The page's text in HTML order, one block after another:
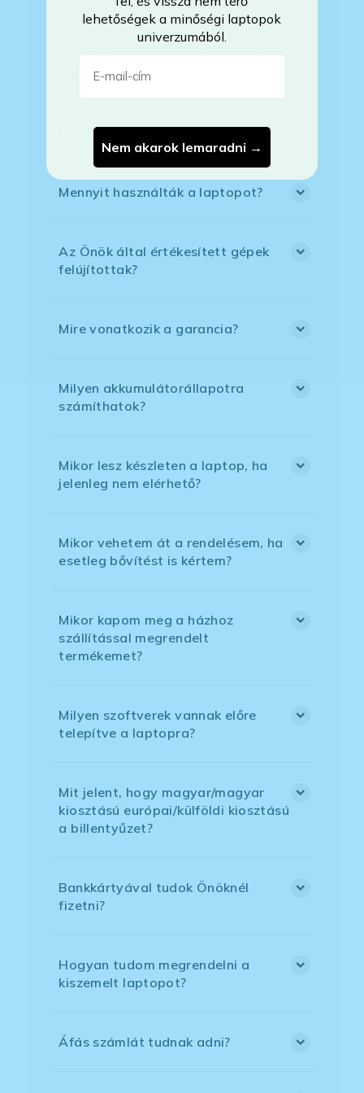
Megtekinthetőek-e személyesen a
laptopok?
Megvan még a készülék?
Mennyit használták a laptopot?
Az Önök által értékesített gépek
felújítottak?
Mire vonatkozik a garancia?
Milyen akkumulátorállapotra
számíthatok?
Mikor lesz készleten a laptop, ha
jelenleg nem elérhető?
Mikor vehetem át a rendelésem, ha
esetleg bővítést is kértem?
Mikor kapom meg a házhoz
szállítással megrendelt
termékemet?
Milyen szoftverek vannak előre
telepítve a laptopra?
Mit jelent, hogy magyar/magyar
kiosztású európai/külföldi kiosztású
a billentyűzet?
Bankkártyával tudok Önöknél
fizetni?
Hogyan tudom megrendelni a
kiszemelt laptopot?
Áfás számlát tudnak adni?
lehetőségek a minőségi laptopok
univerzumából.
Nem akarok lemaradni →